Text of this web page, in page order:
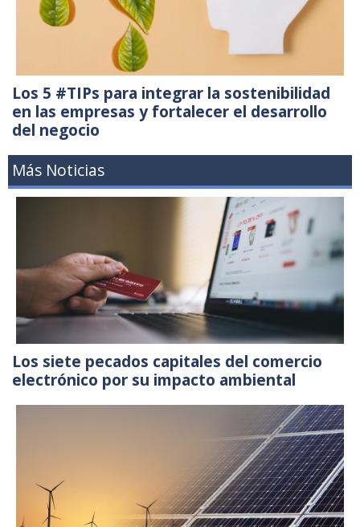
Los 5 #TIPs para integrar la sostenibilidad
en las empresas y fortalecer el desarrollo
del negocio
Más Noticias
Los siete pecados capitales del comercio
electrónico por su impacto ambiental